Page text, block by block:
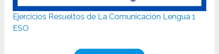
Ejercicios Resueltos de La Comunicación Lengua 1
ESO